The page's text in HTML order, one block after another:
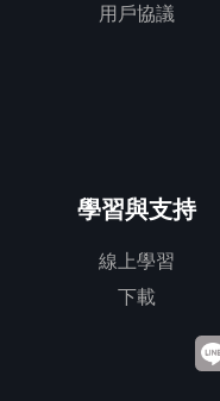
用戶協議
學習與支持
線上學習
下載